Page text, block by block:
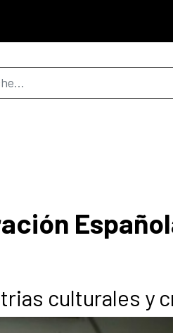
culturales y